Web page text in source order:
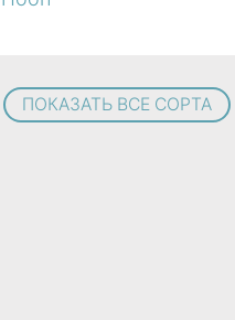
ПОКАЗАТЬ ВСЕ СОРТА